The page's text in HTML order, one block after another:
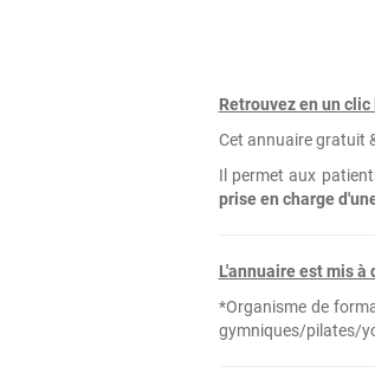
Retrouvez en un
Cet annuaire gratuit
Il permet aux
prise en charge
L'annuaire est mis à
*Organisme de
gymniques/pilates/